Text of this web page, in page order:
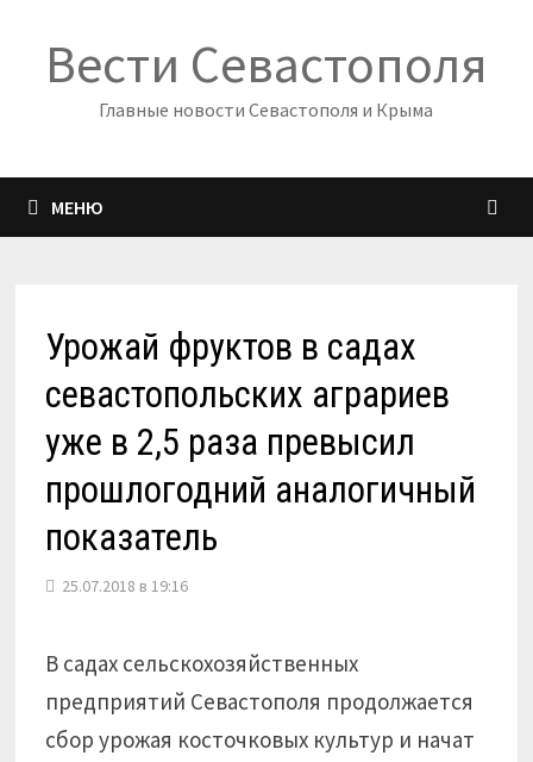
содержимому
Вести Севастополя
Главные новости Севастополя и Крыма
МЕНЮ
Урожай фруктов в садах
севастопольских аграриев
уже в 2,5 раза превысил
прошлогодний аналогичный
показатель
25.07.2018 в 19:16
В садах сельскохозяйственных
предприятий Севастополя продолжается
сбор урожая косточковых культур и начат